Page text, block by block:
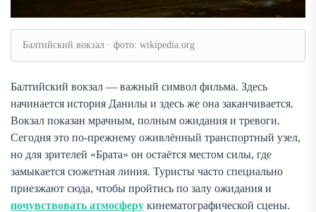
Балтийский вокзал · фото: wikipedia.org
Балтийский вокзал — важный символ фильма. Здесь
начинается история Данилы и здесь же она заканчивается.
Вокзал показан мрачным, полным ожидания и тревоги.
Сегодня это по-прежнему оживлённый транспортный узел,
но для зрителей «Брата» он остаётся местом силы, где
замыкается сюжетная линия. Туристы часто специально
приезжают сюда, чтобы пройтись по залу ожидания и
почувствовать атмосферу кинематографической сцены.